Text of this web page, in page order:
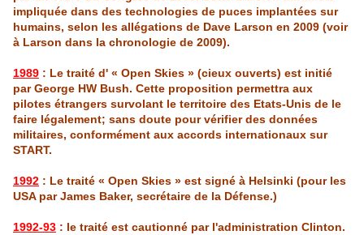
impliquée dans des technologies de puces implantées sur
humains, selon les allégations de Dave Larson en 2009 (voir
à Larson dans la chronologie de 2009).
1989 : Le traité d' « Open Skies » (cieux ouverts) est initié
par George HW Bush. Cette proposition permettra aux
pilotes étrangers survolant le territoire des Etats-Unis de le
faire légalement; sans doute pour vérifier des données
militaires, conformément aux accords internationaux sur
START.
1992 : Le traité « Open Skies » est signé à Helsinki (pour les
USA parJames Baker, secrétaire de la Défense.)
1992-93 : le traité est cautionné par l'administration Clinton.